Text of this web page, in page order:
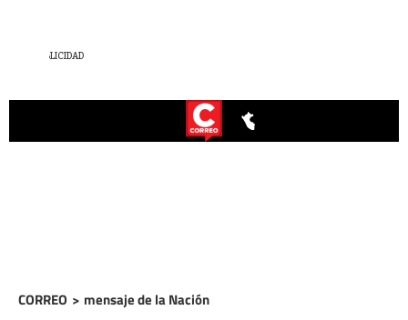
CORREO > mensaje de la Nación